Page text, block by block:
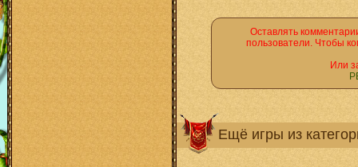
Оставлять
пользователи. Чтобы
Или
Ещё игры из